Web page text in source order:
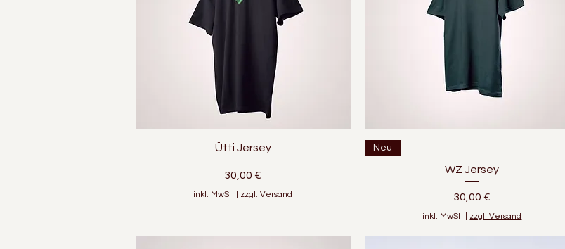
Schnellansicht
Ütti Jersey
Preis
30,00 €
inkl. MwSt. zzgl. Versand
Neu
WZ Jersey
Preis
30,00 €
inkl. MwSt. zzgl. Versand